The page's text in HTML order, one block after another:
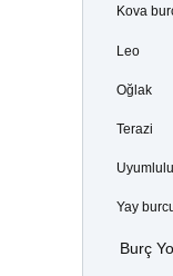
Kova
Leo
Oğlak
Terazi
Yay
Burç